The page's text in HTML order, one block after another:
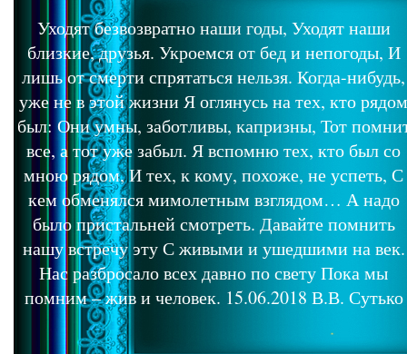
Уходят безвозвратно наши годы, Уходят наши
близкие, друзья. Укроемся от бед и непогоды, И
лишь от смерти спрятаться нельзя. Когда-нибудь,
уже не в этой жизни Я оглянусь на тех, кто рядом
был: Они умны, заботливы, капризны, Тот
все, а тот уже забыл. Я вспомню тех, кто был со
мною рядом, И тех, к кому, похоже, не успеть, С
кем обменялся мимолетным взглядом… А надо
было пристальней смотреть. Давайте помнить
нашу встречу эту С живыми и ушедшими на век.
Нас разбросало всех давно по свету Пока мы
помним – жив и человек. 15.06.2018 В.В. Сутько